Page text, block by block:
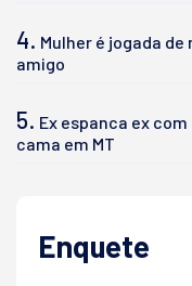
4. Mulher é jogada
amigo
5. Ex espanca ex
cama em MT
Enquete